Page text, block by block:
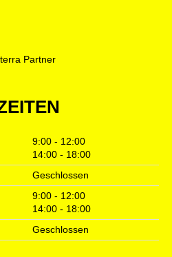
9:00 - 12:00
14:00 - 18:00
Geschlossen
9:00 - 12:00
14:00 - 18:00
Geschlossen